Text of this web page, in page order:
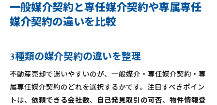
一般媒介契約と専任媒介契約や専属専任
媒介契約の違いを比較
3種類の媒介契約の違いを整理
不動産売却で迷いやすいのが、一般媒介・専任媒介契約・専
属専任媒介契約のどれを選択するかです。注目すべきポイン
トは、 依頼できる会社数、 自己発見取引の可否、 物件情報登